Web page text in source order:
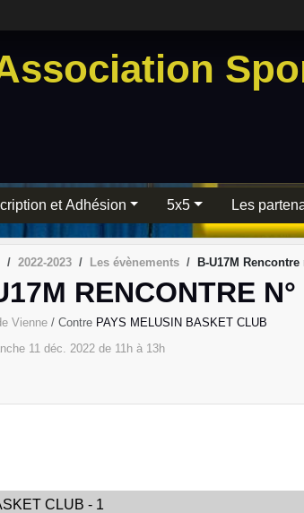
et Adhésion 5x5 Les
2022-2023 Les évènements B-U17M Rencontre
RENCONTRE N°
Vienne / Contre PAYS MELUSIN BASKET CLUB
11 déc. 2022 de 11h à 13h
CLUB - 1